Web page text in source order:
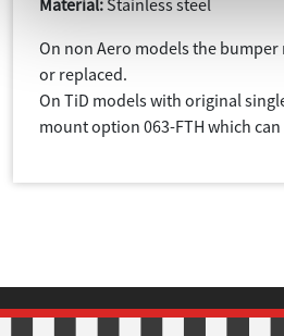
On non Aero models the
or replaced.
On TiD models with original
mount option 063-FTH which